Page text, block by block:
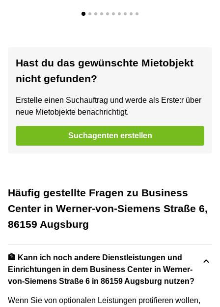
Hast du das gewünschte Mietobjekt
nicht gefunden?
Erstelle einen Suchauftrag und werde als Erste:r über
neue Mietobjekte benachrichtigt.
Suchagenten erstellen
Häufig gestellte Fragen zu Business
Center in Werner-von-Siemens Straße 6,
86159 Augsburg
🏦 Kann ich noch andere Dienstleistungen und
Einrichtungen in dem Business Center in Werner-
von-Siemens Straße 6 in 86159 Augsburg nutzen?
Wenn Sie von optionalen Leistungen protifieren wollen,